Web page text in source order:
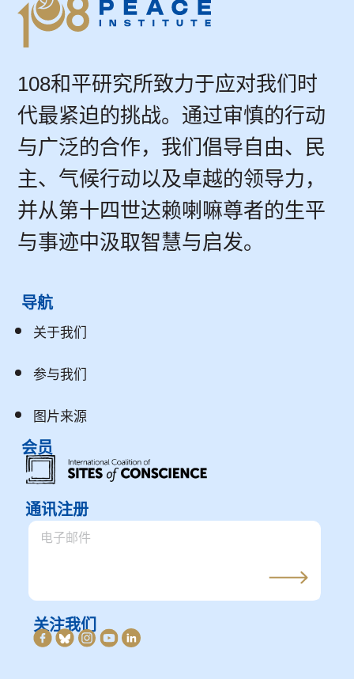
108和平研究所致力于应对我们时
代最紧迫的挑战。通过审慎的行动
与广泛的合作，我们倡导自由、民
主、气候行动以及卓越的领导力，
并从第十四世达赖喇嘛尊者的生平
与事迹中汲取智慧与启发。
导航
关于我们
参与我们
图片来源
会员
通讯注册
关注我们